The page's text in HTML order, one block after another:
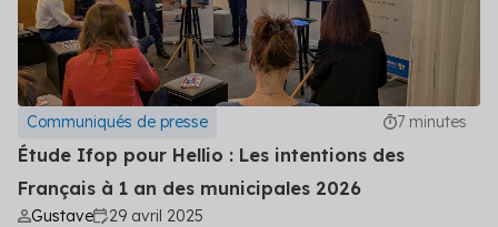
Communiqués de presse 7 minutes
Étude Ifop pour Hellio : Les intentions des
Français à 1 an des municipales 2026
Gustave 29 avril 2025